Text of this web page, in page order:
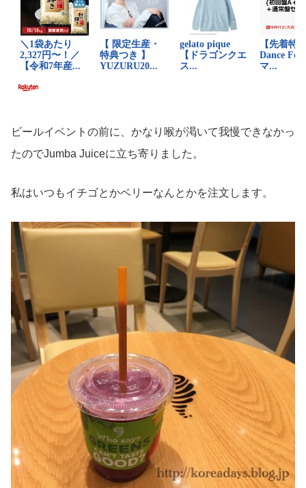
ビールイベントの前に、かなり喉が渇いて我慢できなかっ
たのでJumba Juiceに立ち寄りました。
私はいつもイチゴとかベリーなんとかを注文します。